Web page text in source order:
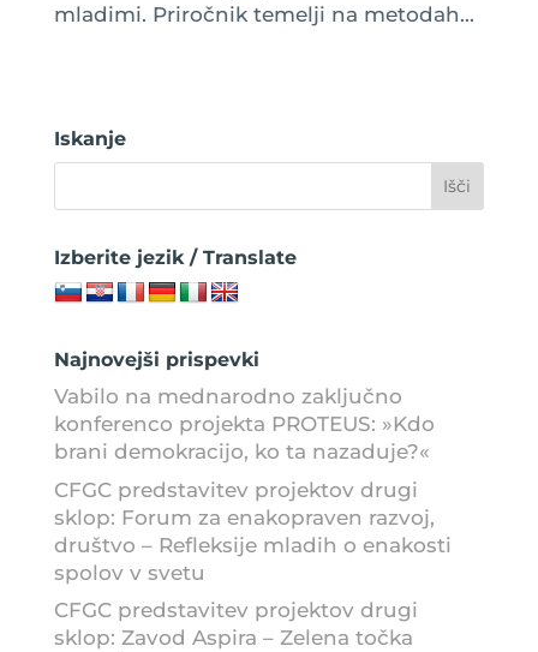
mladimi. Priročnik temelji na metodah...
Iskanje
Izberite jezik / Translate
Najnovejši prispevki
Vabilo na mednarodno zaključno
konferenco projekta PROTEUS: »Kdo
brani demokracijo, ko ta nazaduje?«
CFGC predstavitev projektov drugi
sklop: Forum za enakopraven razvoj,
društvo – Refleksije mladih o enakosti
spolov v svetu
CFGC predstavitev projektov drugi
sklop: Zavod Aspira – Zelena točka